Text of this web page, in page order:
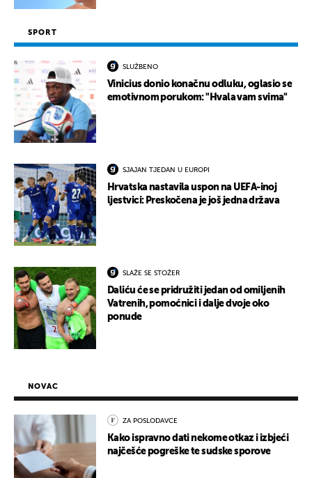
SPORT
SLUŽBENO
Vinicius donio konačnu odluku, oglasio se
emotivnom porukom: "Hvala vam svima"
SJAJAN TJEDAN U EUROPI
Hrvatska nastavila uspon na UEFA-inoj
ljestvici: Preskočena je još jedna država
SLAŽE SE STOŽER
Daliću će se pridružiti jedan od omiljenih
Vatrenih, pomoćnici i dalje dvoje oko
ponude
NOVAC
ZA POSLODAVCE
Kako ispravno dati nekome otkaz i izbjeći
najčešće pogreške te sudske sporove